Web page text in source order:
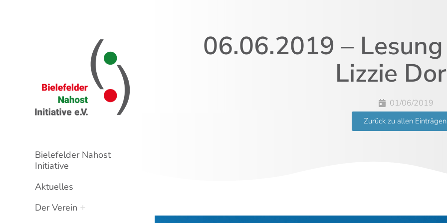
Bielefelder Nahost
Initiative
Aktuelles
Der Verein
06.06.2019 –
Lizzie
01/06/2019
Zurück zu allen Einträgen